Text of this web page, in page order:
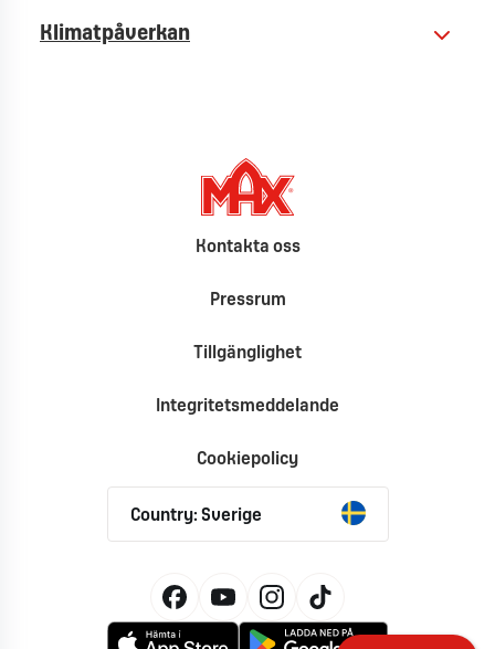
Klimatpåverkan
Kontakta oss
Pressrum
Tillgänglighet
Integritetsmeddelande
Cookiepolicy
Country: Sverige